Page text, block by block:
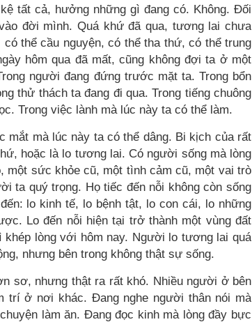
tất cả, hưởng những gì đang có. Không. Đối
đời mình. Quá khứ đã qua, tương lai chưa
thể cầu nguyện, có thể tha thứ, có thể trung
hôm qua đã mất, cũng không đợi ta ở một
người đang đứng trước mặt ta. Trong bổn
thử thách ta đang đi qua. Trong tiếng chuông
Trong việc lành mà lúc này ta có thể làm.
mắt mà lúc này ta có thể dâng. Bi kịch của rất
hoặc là lo tương lai. Có người sống mà lòng
một sức khỏe cũ, một tình cảm cũ, một vai trò
ta quý trọng. Họ tiếc đến nỗi không còn sống
lo kinh tế, lo bệnh tật, lo con cái, lo những
Lo đến nỗi hiện tại trở thành một vùng đất
lòng với hôm nay. Người lo tương lai quá
nhưng bên trong không thật sự sống.
sơ, nhưng thật ra rất khó. Nhiều người ở bên
trí ở nơi khác. Đang nghe người thân nói mà
làm ăn. Đang đọc kinh mà lòng đầy bực